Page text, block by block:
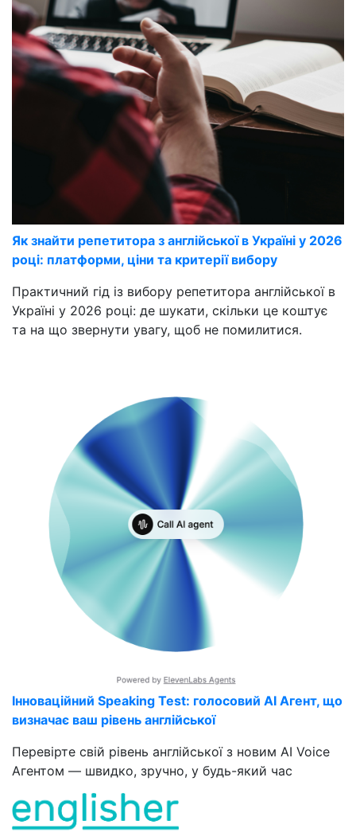
Як знайти репетитора з англійської в Україні у 2026
році: платформи, ціни та критерії вибору
Практичний гід із вибору репетитора англійської в
Україні у 2026 році: де шукати, скільки це коштує
та на що звернути увагу, щоб не помилитися.
Інноваційний Speaking Test: голосовий AI Агент, що
визначає ваш рівень англійської
Перевірте свій рівень англійської з новим AI Voice
Агентом — швидко, зручно, у будь-який час